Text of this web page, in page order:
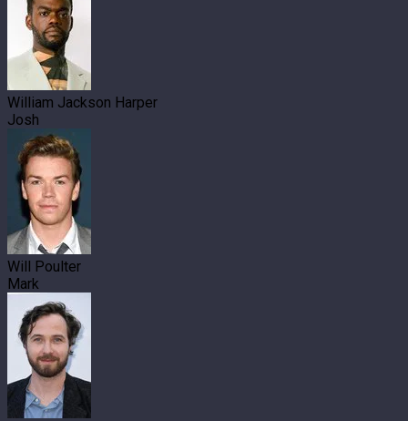
William Jackson Harper
Josh
Will Poulter
Mark